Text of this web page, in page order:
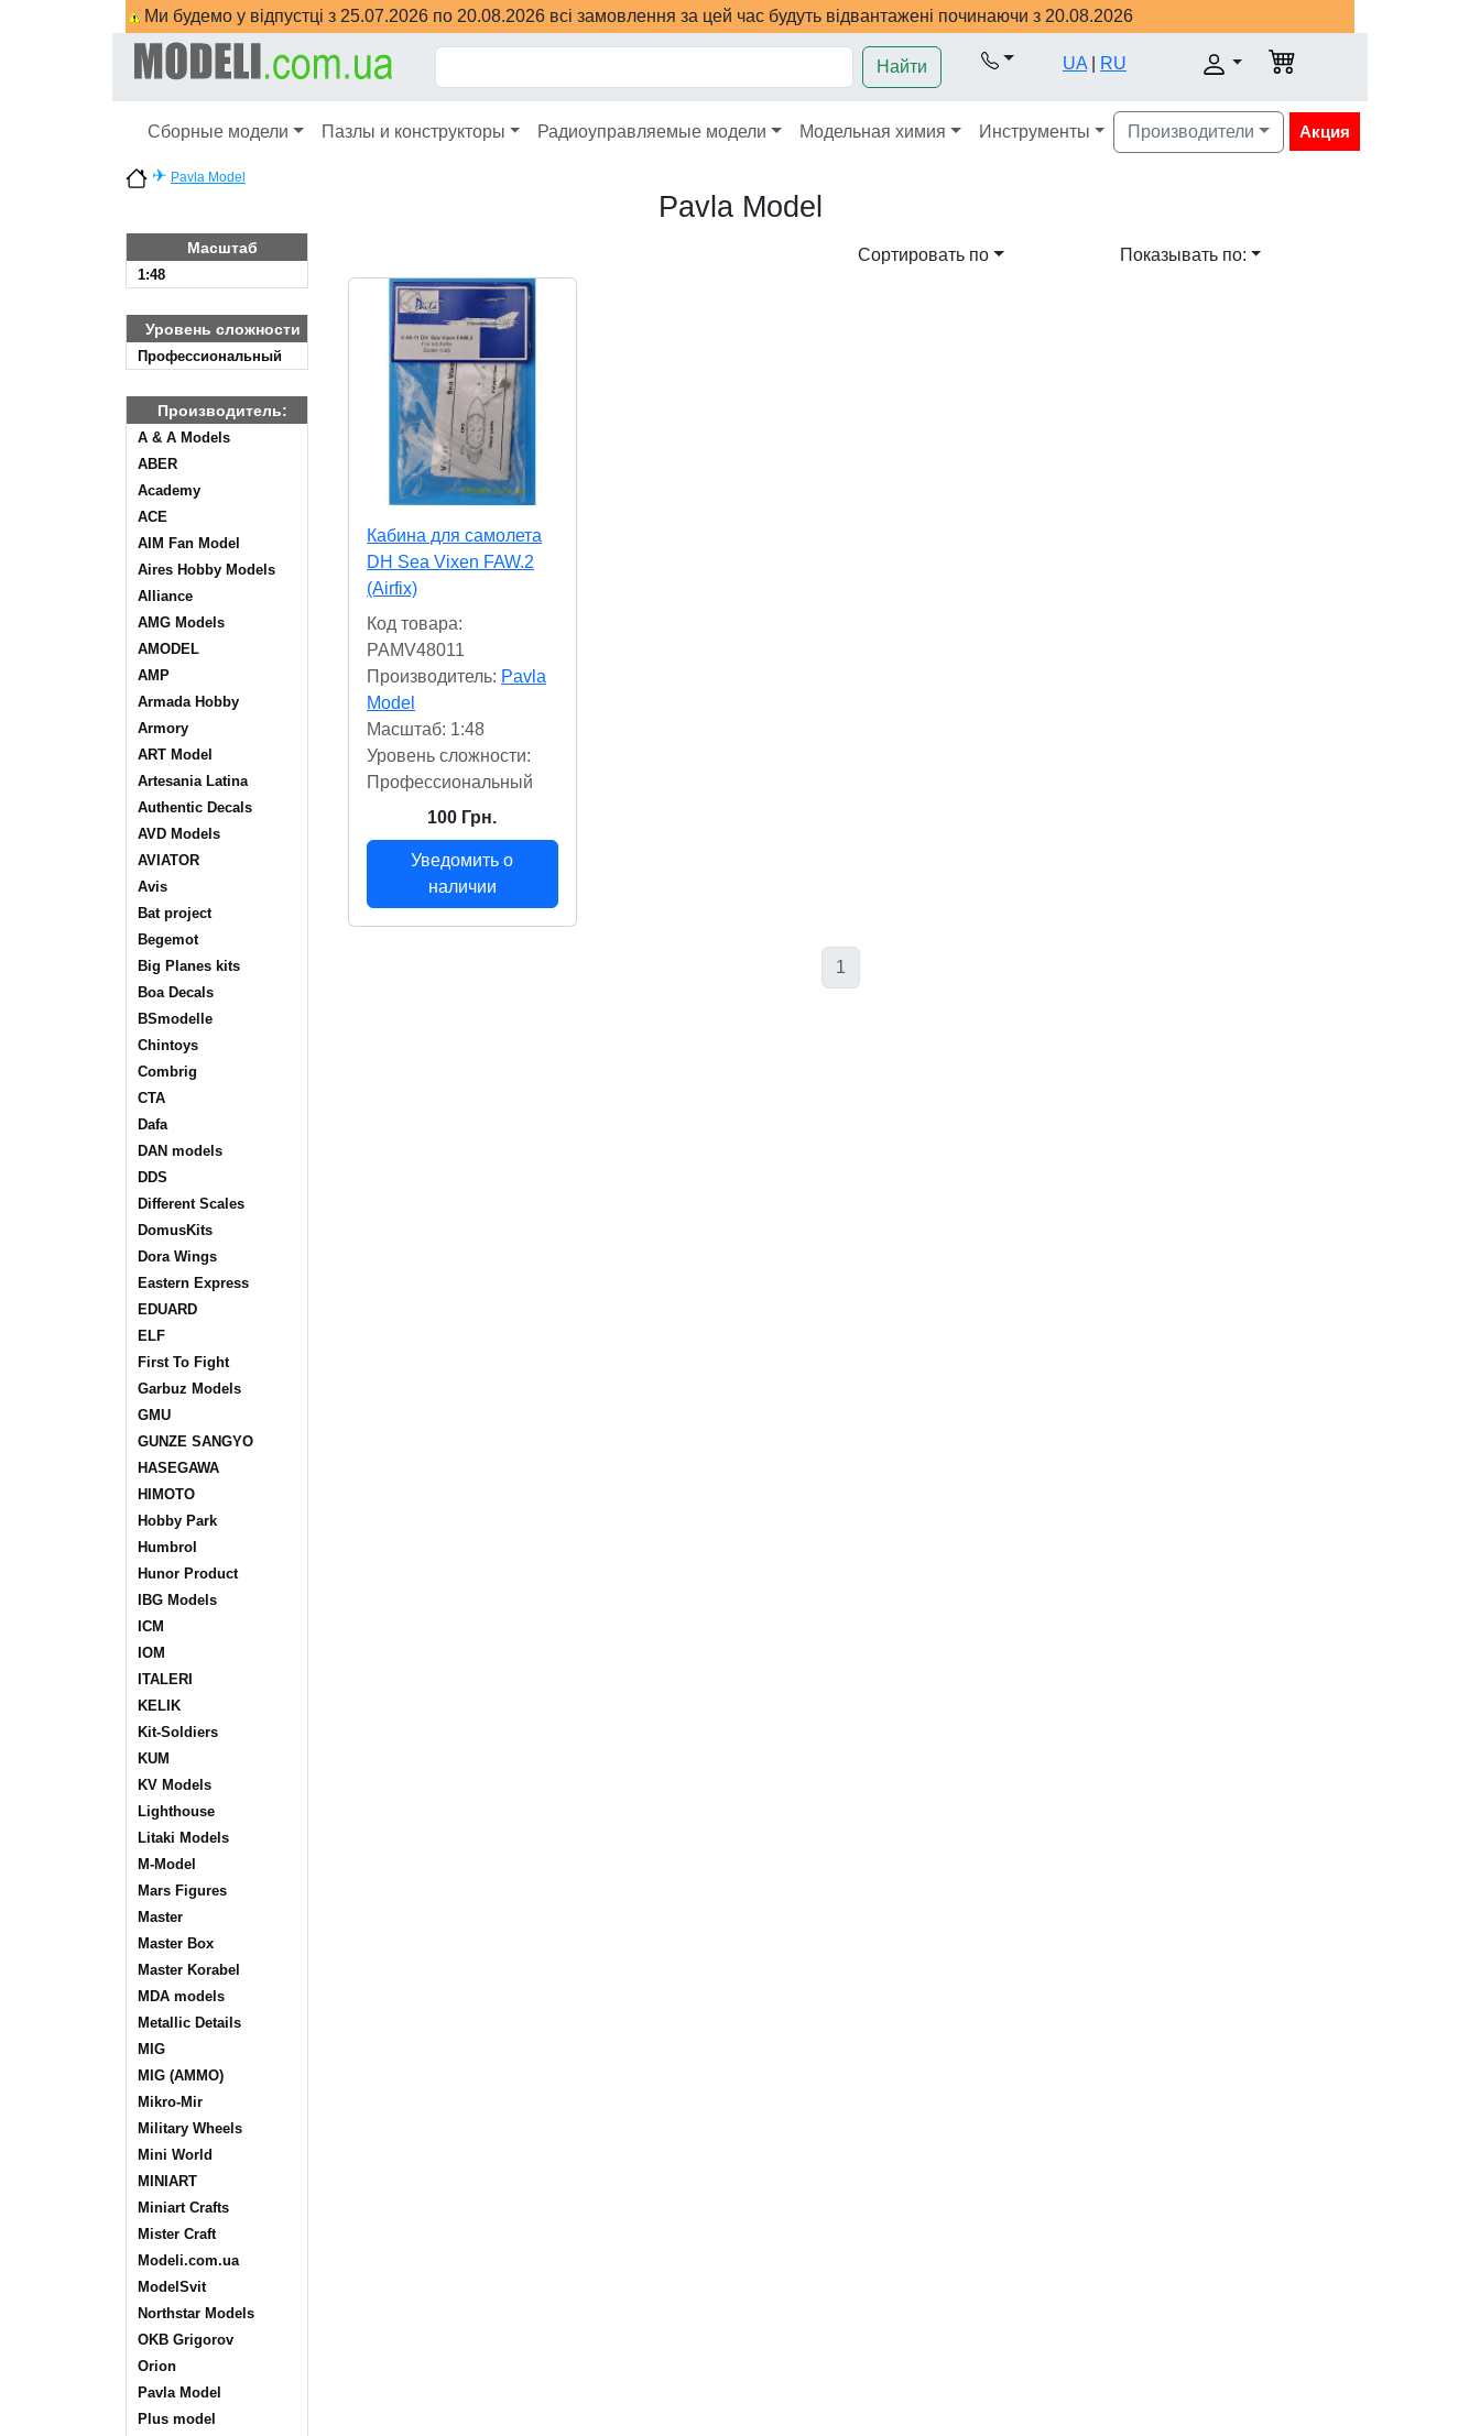
Ми будемо у відпустці з 25.07.2026 по 20.08.2026 всі замовлення за цей час будуть відвантажені починаючи з 20.08.2026
Найти UA RU
Сборные модели Пазлы и конструкторы Радиоуправляемые модели Модельная химия Инструменты Производители Акция
✈ Pavla Model
Pavla Model
Масштаб
1:48
Уровень сложности
Профессиональный
Производитель:
A & A Models
ABER
Academy
ACE
AIM Fan Model
Aires Hobby Models
Alliance
AMG Models
AMODEL
AMP
Armada Hobby
Armory
ART Model
Artesania Latina
Authentic Decals
AVD Models
AVIATOR
Avis
Bat project
Begemot
Big Planes kits
Boa Decals
BSmodelle
Chintoys
Combrig
CTA
Dafa
DAN models
DDS
Different Scales
DomusKits
Dora Wings
Eastern Express
EDUARD
ELF
First To Fight
Garbuz Models
GMU
GUNZE SANGYO
HASEGAWA
HIMOTO
Hobby Park
Humbrol
Hunor Product
IBG Models
ICM
IOM
ITALERI
KELIK
Kit-Soldiers
KUM
KV Models
Lighthouse
Litaki Models
M-Model
Mars Figures
Master
Master Box
Master Korabel
MDA models
Metallic Details
MIG
MIG (AMMO)
Mikro-Mir
Military Wheels
Mini World
MINIART
Miniart Crafts
Mister Craft
Modeli.com.ua
ModelSvit
Northstar Models
OKB Grigorov
Orion
Pavla Model
Plus model
Сортировать по Показывать по:
Кабина для самолета
DH Sea Vixen FAW.2
(Airfix)
Код товара:
PAMV48011
Производитель: Pavla
Model
Масштаб: 1:48
Уровень сложности:
Профессиональный
100 Грн.
Уведомить о
наличии
1